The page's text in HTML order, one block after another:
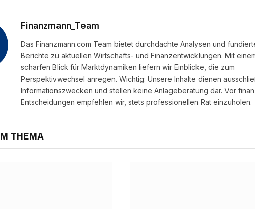
Finanzmann_Team
Das Finanzmann.com Team bietet durchdachte Analysen und
Berichte zu aktuellen Wirtschafts- und Finanzentwicklungen. Mit
scharfen Blick für Marktdynamiken liefern wir Einblicke, die zum
Perspektivwechsel anregen. Wichtig: Unsere Inhalte dienen
Informationszwecken und stellen keine Anlageberatung dar. Vor
Entscheidungen empfehlen wir, stets professionellen Rat einzuholen.
THEMA